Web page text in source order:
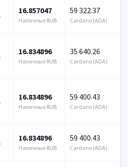
16.857047
Наличные RUB
59 322.37
Cardano (ADA)
16.834896
Наличные RUB
35 640.26
Cardano (ADA)
16.834896
Наличные RUB
59 400.43
Cardano (ADA)
16.834896
Наличные RUB
59 400.43
Cardano (ADA)